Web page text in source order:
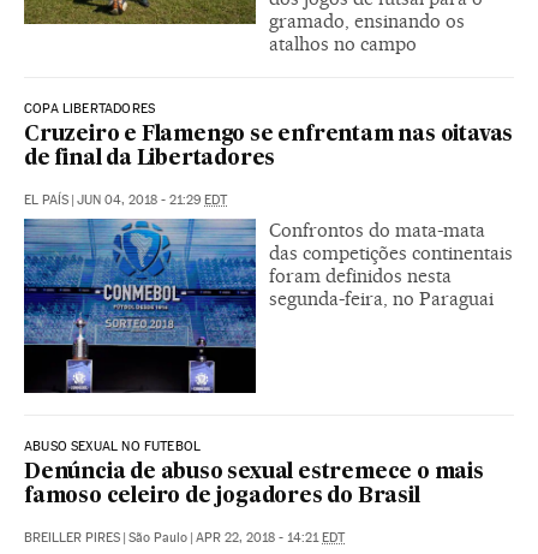
gramado, ensinando os
atalhos no campo
COPA LIBERTADORES
Cruzeiro e Flamengo se enfrentam nas oitavas
de final da Libertadores
EL PAÍS | JUN 04, 2018 - 21:29 EDT
Confrontos do mata-mata
das competições continentais
foram definidos nesta
segunda-feira, no Paraguai
ABUSO SEXUAL NO FUTEBOL
Denúncia de abuso sexual estremece o mais
famoso celeiro de jogadores do Brasil
BREILLER PIRES | São Paulo | APR 22, 2018 - 14:21EDT